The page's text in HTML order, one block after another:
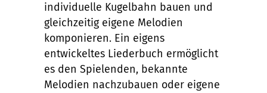
individuelle Kugelbahn bauen und
gleichzeitig eigene Melodien
komponieren. Ein eigens
entwickeltes Liederbuch ermöglicht
es den Spielenden, bekannte
Melodien nachzubauen oder eigene